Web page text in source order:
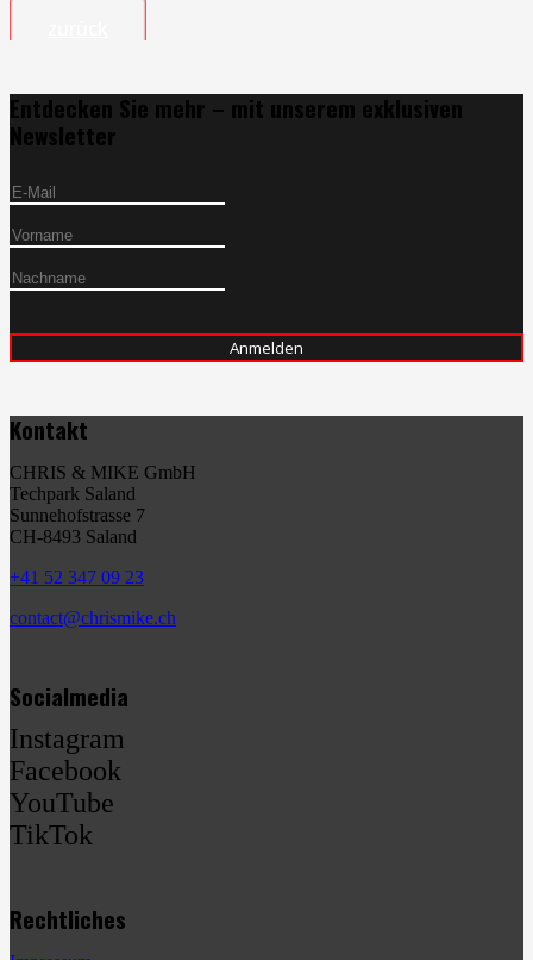
Entdecken Sie mehr – mit unserem exklusiven
Newsletter
Kontakt
CHRIS & MIKE GmbH
Techpark Saland
Sunnehofstrasse 7
CH-8493 Saland
+41 52 347 09 23
contact@chrismike.ch
Socialmedia
Instagram
Facebook
YouTube
TikTok
Rechtliches